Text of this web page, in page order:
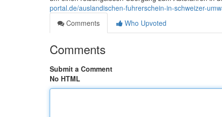
portal.de/auslandischen-fuhrerschein-in-schweizer-
Comments
Who Upvoted
Comments
Submit a Comment
No HTML